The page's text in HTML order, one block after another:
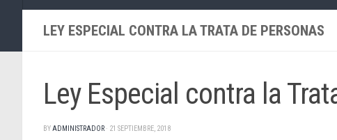
LEY ESPECIAL CONTRA LA TRATA DE PERSONAS
Ley Especial contra la
BYADMINISTRADOR · 21 SEPTIEMBRE, 2018